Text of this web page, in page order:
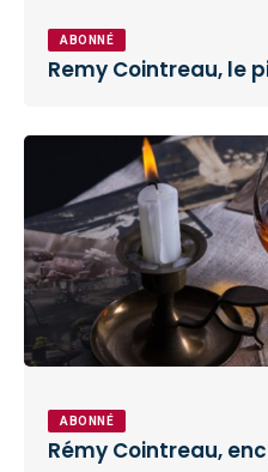
ABONNÉ
Remy Cointreau, le
ABONNÉ
Rémy Cointreau,